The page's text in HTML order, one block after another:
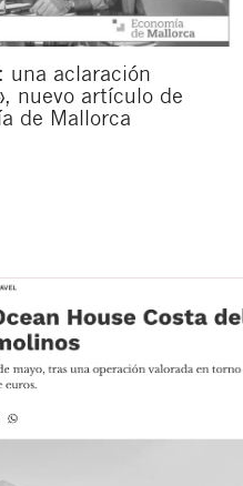
una aclaración
nuevo artículo de
de Mallorca